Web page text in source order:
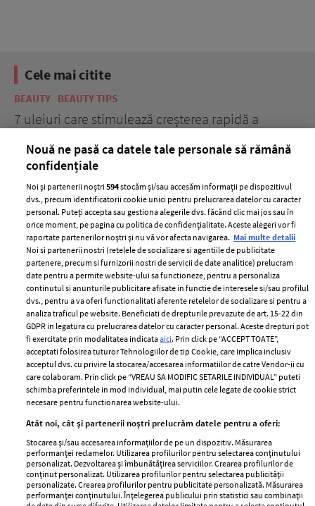
Cele mai citite
BEAUTY BEAUTY TIPS
7 uleiuri care stimulează creșterea rapidă a
ELLE Style Awards
2024
Despre ELLE
Romania
Contact
Abonamente
Termeni si conditii
Politica de
confidențialitate
Politica de cookies
Publicitate
GSP
Unica
Baby
Retete
femei
Viva
Avantaje
Retete practice
Nouă ne pasă ca datele tale personale să rămână
confidențiale
Noi și partenerii noștri594stocăm și/sau accesăm informații pe dispozitivul
dvs., precum identificatorii cookie unici pentru prelucrarea datelor cu caracter
personal. Puteți accepta sau gestiona alegerile dvs. făcând clic mai jos sau în
orice moment, pe pagina cu politica de confidențialitate. Aceste alegeri vor fi
raportate partenerilor noștri și nu vă vor afecta navigarea. Mai multe detalii
Noi si partenerii nostri (retelele de socializare si agentiile de publicitate
partenere, precum si furnizorii nostri de servicii de date analitice) prelucram
date pentru a permite website-ului sa functioneze, pentru a personaliza
continutul si anunturile publicitare afisate in functie de interesele si/sau profilul
dvs., pentru a va oferi functionalitati aferente retelelor de socializare si pentru a
analiza traficul pe website. Beneficiati de drepturile prevazute de art. 15-22 din
GDPR in legatura cu prelucrarea datelor cu caracter personal. Aceste drepturi pot
fi exercitate prin modalitatea indicataaici. Prin click pe “ACCEPT TOATE”,
acceptati folosirea tuturor Tehnologiilor de tip Cookie, care implica inclusiv
acceptul dvs. cu privire la stocarea/accesarea informatiilor de catre Vendor-ii cu
care colaboram. Prin click pe “VREAU SA MODIFIC SETARILE INDIVIDUAL” puteti
schimba preferintele in mod individual, mai putin cele legate de cookie strict
necesare pentru functionarea website-ului.
Atât noi, cât și partenerii noștri prelucrăm datele pentru a oferi:
Stocarea și/sau accesarea informațiilor de pe un dispozitiv. Măsurarea
performanței reclamelor. Utilizarea profilurilor pentru selectarea conținutului
personalizat. Dezvoltarea și îmbunătățirea serviciilor. Crearea profilurilor de
conținut personalizat. Utilizarea profilurilor pentru selectarea publicității
personalizate. Crearea profilurilor pentru publicitate personalizată. Măsurarea
performanței conținutului. Înțelegerea publicului prin statistici sau combinații